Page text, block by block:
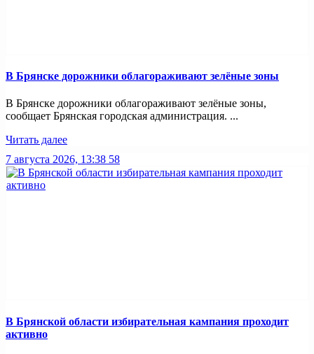
В Брянске дорожники облагораживают зелёные зоны
В Брянске дорожники облагораживают зелёные зоны,
сообщает Брянская городская администрация. ...
Читать далее
7 августа 2026, 13:38 58
В Брянской области избирательная кампания проходит
активно